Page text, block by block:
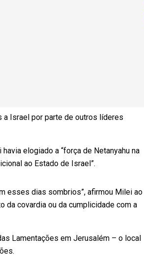
Israel por parte de outros líderes
elogiado a “força de Netanyahu na
ao Estado de Israel”.
esses dias sombrios”, afirmou Milei ao
da covardia ou da cumplicidade com a
Lamentações em Jerusalém – o local